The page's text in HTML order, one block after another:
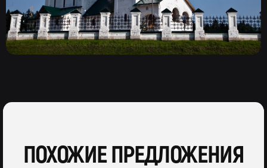
ПОХОЖИЕ ПРЕДЛОЖЕНИЯ